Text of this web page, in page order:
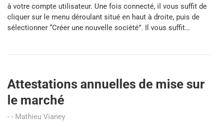
à votre compte utilisateur. Une fois connecté, il vous suffit de
cliquer sur le menu déroulant situé en haut à droite, puis de
sélectionner “Créer une nouvelle société”. Il vous suffit…
Attestations annuelles de mise sur
le marché
Mathieu Vianey